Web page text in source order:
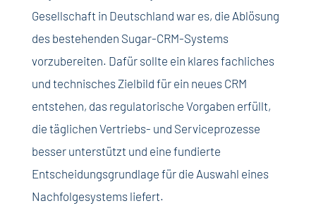
Gesellschaft in Deutschland war es, die Ablösung
des bestehenden Sugar-CRM-Systems
vorzubereiten. Dafür sollte ein klares fachliches
und technisches Zielbild für ein neues CRM
entstehen, das regulatorische Vorgaben erfüllt,
die täglichen Vertriebs- und Serviceprozesse
besser unterstützt und eine fundierte
Entscheidungsgrundlage für die Auswahl eines
Nachfolgesystems liefert.